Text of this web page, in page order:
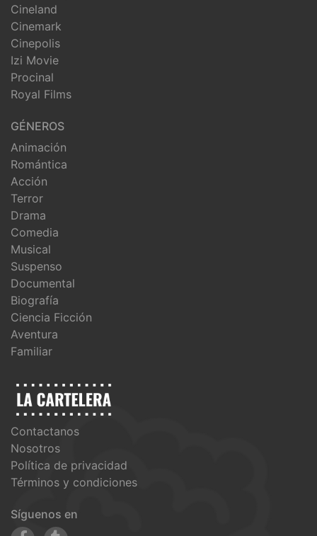
Cineland
Cinemark
Cinepolis
Izi Movie
Procinal
Royal Films
GÉNEROS
Animación
Romántica
Acción
Terror
Drama
Comedia
Musical
Suspenso
Documental
Biografía
Ciencia Ficción
Aventura
Familiar
Contactanos
Nosotros
Política de privacidad
Términos y condiciones
Síguenos en